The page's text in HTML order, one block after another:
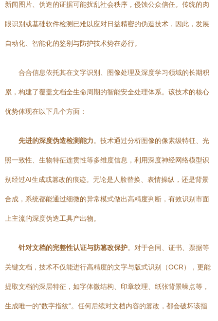
新闻图片、伪造的证据可能扰乱社会秩序，侵蚀公众信任。传统的肉
眼识别或基础软件检测已难以应对日益精密的伪造技术，因此，发展
自动化、智能化的鉴别与防护技术势在必行。
合合信息依托其在文字识别、图像处理及深度学习领域的长期积
累，构建了覆盖文档全生命周期的智能安全处理体系。该技术的核心
优势体现在以下几个方面：
先进的深度伪造检测能力。技术通过分析图像的像素级特征、光
照一致性、生物特征连贯性等多维度信息，利用深度神经网络模型识
别经过AI生成或篡改的痕迹。无论是人脸替换、表情操纵，还是背景
合成，系统都能通过细微的异常模式做出高精度判断，有效识别市面
上主流的深度伪造工具产出物。
针对文档的完整性认证与防篡改保护。对于合同、证书、票据等
关键文档，技术不仅能进行高精度的文字与版式识别（OCR），更能
提取文档的深层特征，如字体微结构、印章纹理、纸张背景噪点等，
生成唯一的“数字指纹”。任何后续对文档内容的篡改，都会破坏该指